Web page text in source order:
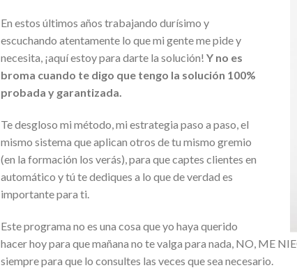
En estos últimos años trabajando durísimo y
escuchando atentamente lo que mi gente me pide y
necesita, ¡aquí estoy para darte la solución! Y no es
broma cuando te digo que tengo la solución 100%
probada y garantizada.
Te desgloso mi método, mi estrategia paso a paso, el
mismo sistema que aplican otros de tu mismo gremio
(en la formación los verás), para que captes clientes en
automático y tú te dediques a lo que de verdad es
importante para ti.
Este programa no es una cosa que yo haya querido
hacer hoy para que mañana no te valga para nada, NO, ME
siempre para que lo consultes las veces que sea necesario.